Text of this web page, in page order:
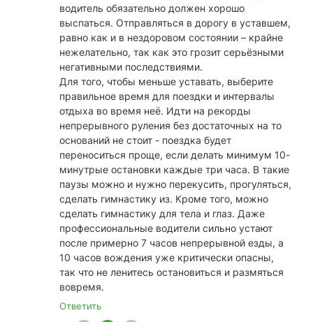
водитель обязательно должен хорошо
выспаться. Отправляться в дорогу в уставшем,
равно как и в нездоровом состоянии – крайне
нежелательно, так как это грозит серьёзными
негативными последствиями.
Для того, чтобы меньше уставать, выберите
правильное время для поездки и интервалы
отдыха во время неё. Идти на рекорды
непрерывного руления без достаточных на то
оснований не стоит - поездка будет
переноситься проще, если делать минимум 10-
минутрые остановки каждые три часа. В такие
паузы можно и нужно перекусить, прогуляться,
сделать гимнастику из. Кроме того, можно
сделать гимнастику для тела и глаз. Даже
профессиональные водители сильно устают
после примерно 7 часов непрерывной езды, а
10 часов вождения уже критически опасны,
так что не ленитесь остановиться и размяться
вовремя.
Ответить